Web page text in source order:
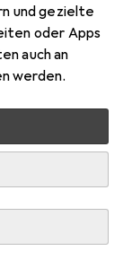
und gezielte
oder Apps
auch an
werden.
Mascot